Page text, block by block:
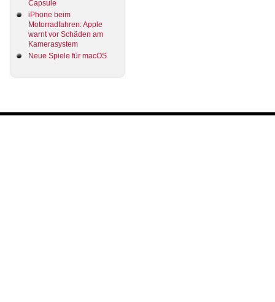
Capsule
iPhone beim
Motorradfahren: Apple
warnt vor Schäden am
Kamerasystem
Neue Spiele für macOS